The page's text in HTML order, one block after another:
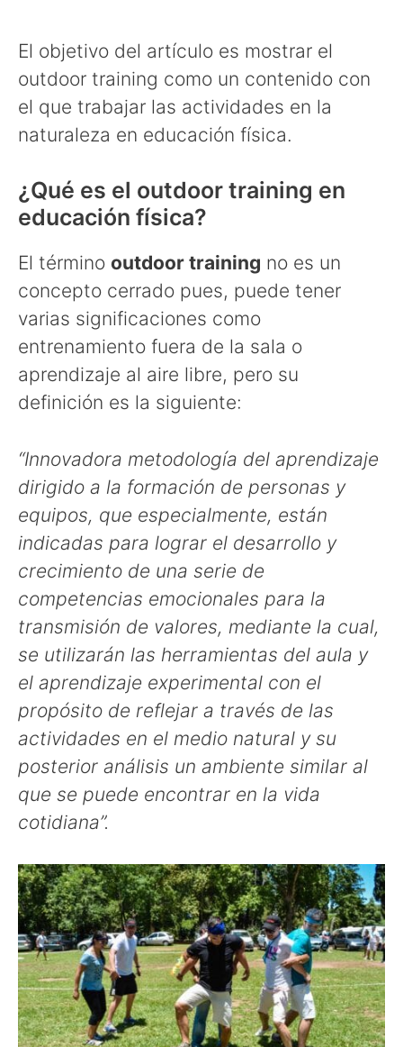
El objetivo del artículo es mostrar el
outdoor training como un contenido con
el que trabajar las actividades en la
naturaleza en educación física.
¿Qué es el outdoor training en
educación física?
El término outdoor training no es un
concepto cerrado pues, puede tener
varias significaciones como
entrenamiento fuera de la sala o
aprendizaje al aire libre, pero su
definición es la siguiente:
“Innovadora metodología del aprendizaje
dirigido a la formación de personas y
equipos, que especialmente, están
indicadas para lograr el desarrollo y
crecimiento de una serie de
competencias emocionales para la
transmisión de valores, mediante la cual,
se utilizarán las herramientas del aula y
el aprendizaje experimental con el
propósito de reflejar a través de las
actividades en el medio natural y su
posterior análisis un ambiente similar al
que se puede encontrar en la vida
cotidiana”.